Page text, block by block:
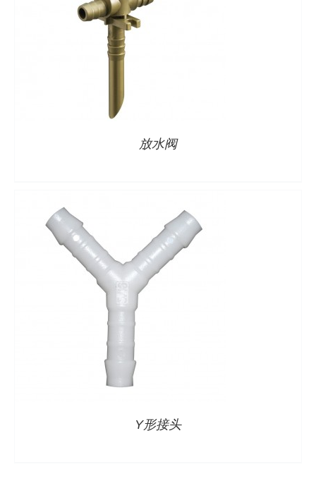
放水阀
Y形接头